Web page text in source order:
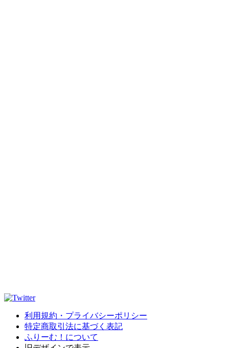
利用規約・プライバシーポリシー
特定商取引法に基づく表記
ふりーむ！について